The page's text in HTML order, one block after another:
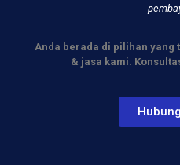
Anda berada di pilihan yang
& jasa kami.